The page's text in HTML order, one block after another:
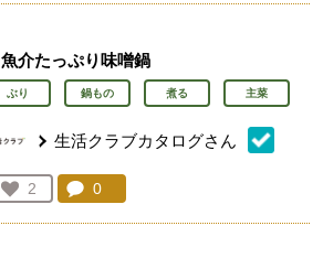
魚介たっぷり味噌鍋
ぶり 鍋もの 煮る 主菜
生活クラブカタログさん
お気に入り登録：
2
人が登録
コメント：
0